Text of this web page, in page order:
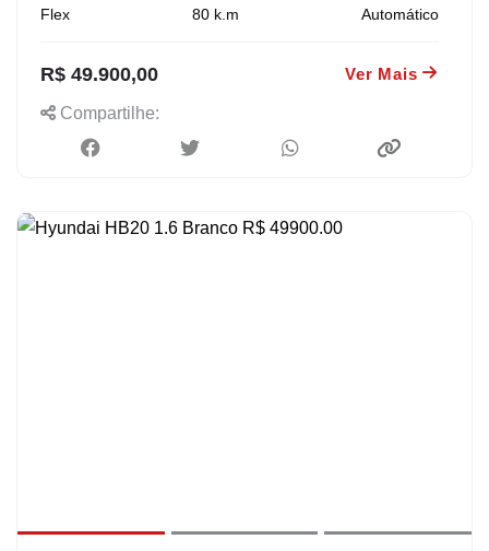
Flex 80 k.m Automático
R$ 49.900,00 Ver Mais
Compartilhe: